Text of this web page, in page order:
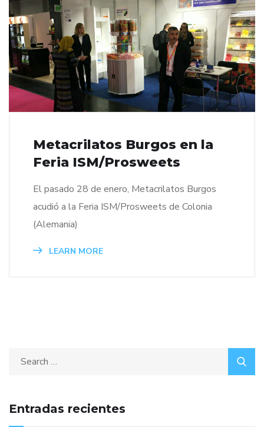
Metacrilatos Burgos en la
Feria ISM/Prosweets
El pasado 28 de enero, Metacrilatos Burgos
acudió a la Feria ISM/Prosweets de Colonia
(Alemania)
LEARN MORE
Entradas recientes